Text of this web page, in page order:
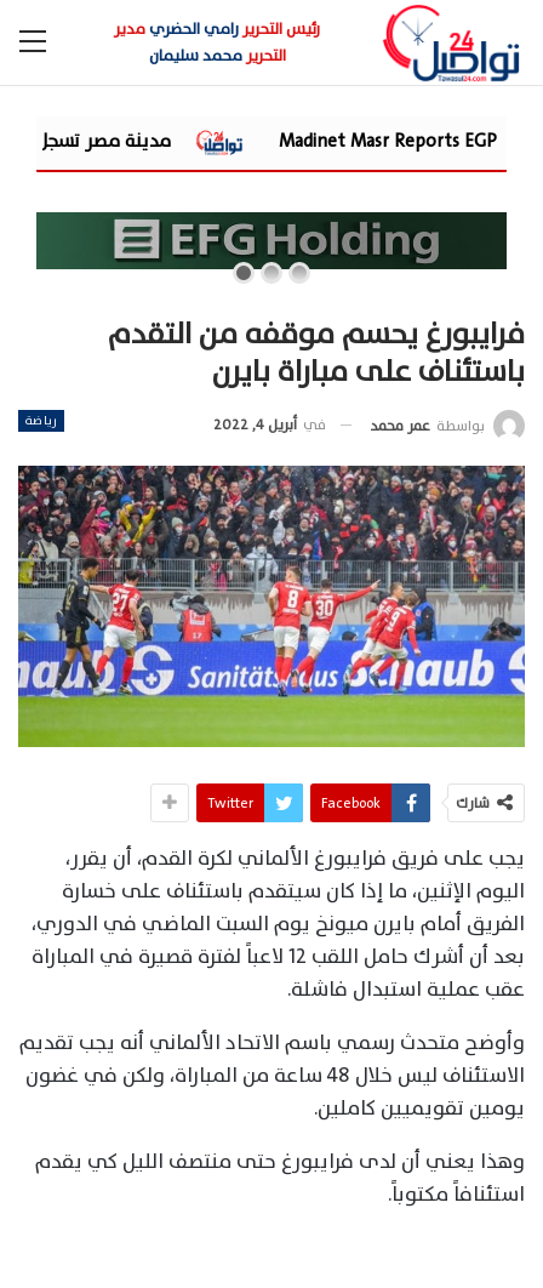
رئيس التحريررامي الحضريمدير
التحريرمحمد سليمان
مدينة مصر تسجل مبيعات جديدة بقيمة 28.4 مليار جنيه وتضاعف معدلات التسليم خلال النصف الأول من 2026
فرايبورغ يحسم موقفه من التقدم
باستئناف على مباراة بايرن
رياضة بواسطة عمر محمد في أبريل 4, 2022
شارك Facebook
Twitter
يجب على فريق فرايبورغ الألماني لكرة القدم، أن يقرر،
اليوم الإثنين، ما إذا كان سيتقدم باستئناف على خسارة
الفريق أمام بايرن ميونخ يوم السبت الماضي في الدوري،
بعد أن أشرك حامل اللقب 12 لاعباً لفترة قصيرة في المباراة
عقب عملية استبدال فاشلة.
وأوضح متحدث رسمي باسم الاتحاد الألماني أنه يجب تقديم
الاستئناف ليس خلال 48 ساعة من المباراة، ولكن في غضون
يومين تقويميين كاملين.
وهذا يعني أن لدى فرايبورغ حتى منتصف الليل كي يقدم
استئنافاً مكتوباً.